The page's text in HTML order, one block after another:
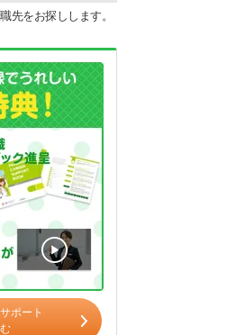
先をお探しします。
ポート